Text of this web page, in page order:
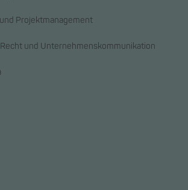
Projektmanagement
und Unternehmenskommunikation